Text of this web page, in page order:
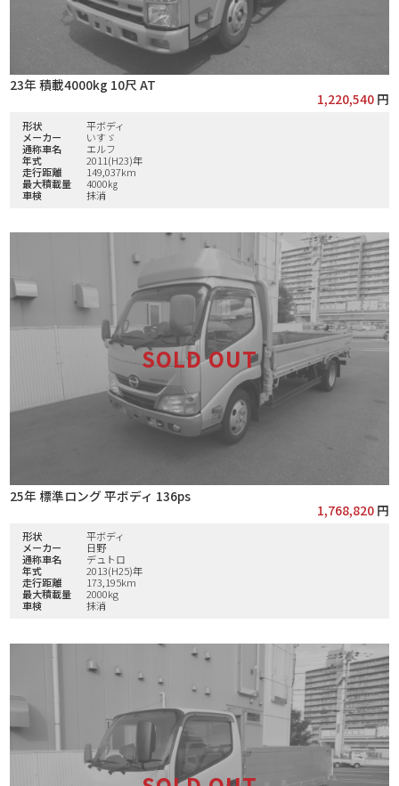
23年 積載4000kg 10尺 AT
1,220,540円
形状
平ボディ
メーカー
いすゞ
通称車名
エルフ
年式
2011(H23)年
走行距離
149,037km
最大積載量
4000㎏
車検
抹消
25年 標準ロング 平ボディ 136ps
1,768,820円
形状
平ボディ
メーカー
日野
通称車名
デュトロ
年式
2013(H25)年
走行距離
173,195km
最大積載量
2000kg
車検
抹消